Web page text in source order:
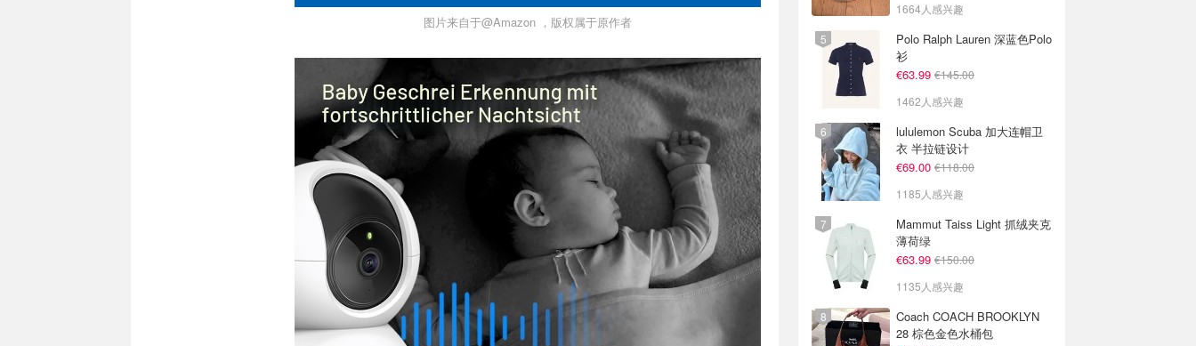
图片来自于@Amazon ，版权属于原作者
1664人感兴趣
Polo Ralph Lauren 深蓝色Polo
衫
€63.99 €145.00
1462人感兴趣
lululemon Scuba 加大连帽卫
衣 半拉链设计
€69.00 €118.00
1185人感兴趣
Mammut Taiss Light 抓绒夹克
薄荷绿
€63.99 €150.00
1135人感兴趣
Coach COACH BROOKLYN
28 棕色金色水桶包